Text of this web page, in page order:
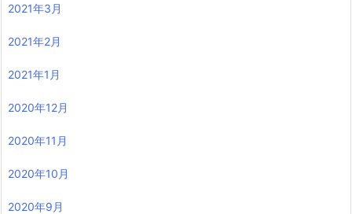
2021年3月
2021年2月
2021年1月
2020年12月
2020年11月
2020年10月
2020年9月